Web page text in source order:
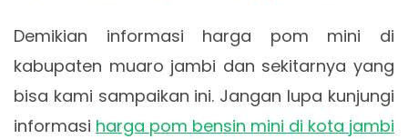
Demikian informasi harga pom mini di
kabupaten muaro jambi dan sekitarnya yang
bisa kami sampaikan ini. Jangan lupa kunjungi
informasi harga pom bensin mini di kota jambi